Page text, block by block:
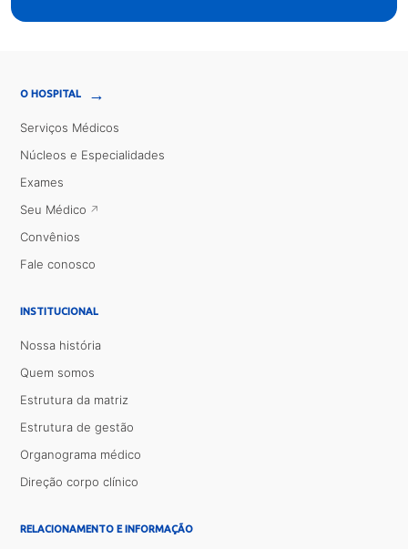
O HOSPITAL →
Serviços Médicos
Núcleos e Especialidades
Exames
Seu Médico
Convênios
Fale conosco
INSTITUCIONAL
Nossa história
Quem somos
Estrutura da matriz
Estrutura de gestão
Organograma médico
Direção corpo clínico
RELACIONAMENTO E INFORMAÇÃO